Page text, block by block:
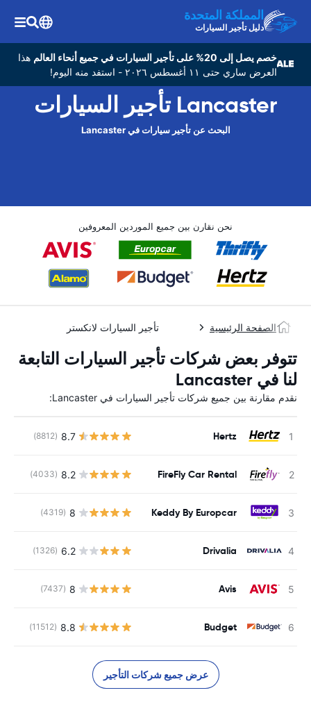
المملكة المتحدة
دليل تأجير السيارات
خصم يصل إلى 20% على تأجير السيارات في جميع أنحاء العالم
هذا
العرض ساري حتى ١١ أغسطس ٢٠٢٦ - استفد منه اليوم!
Lancaster تأجير السيارات
البحث عن تأجير سيارات في Lancaster
نحن نقارن بين جميع الموردين المعروفين
الصفحة الرئيسية تأجير السيارات لانكستر
تتوفر بعض شركات تأجير السيارات التابعة
لنا في Lancaster
نقدم مقارنة بين جميع شركات تأجير السيارات في Lancaster:
Hertz
8.7
(8812)
FireFly Car Rental
8.2
(4033)
Keddy By Europcar
8
(4319)
Drivalia
6.2
(1326)
Avis
8
(7437)
Budget
8.8
(11512)
عرض جميع شركات التأجير